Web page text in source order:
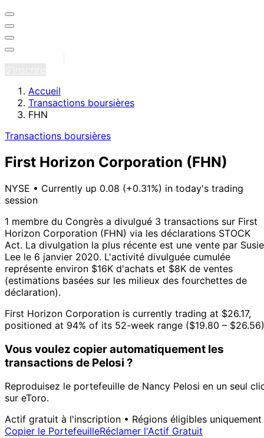
Accueil
Transactions boursières
FHN
Transactions boursières
First Horizon Corporation (FHN)
NYSE • Currently up 0.08 (+0.31%) in today's trading
session
1 membre du Congrès a divulgué 3 transactions sur First
Horizon Corporation (FHN) via les déclarations STOCK
Act. La divulgation la plus récente est une vente par Susie
Lee le 6 janvier 2020. L'activité divulguée cumulée
représente environ $16K d'achats et $8K de ventes
(estimations basées sur les milieux des fourchettes de
déclaration).
First Horizon Corporation is currently trading at $26.17,
positioned at 94% of its 52-week range ($19.80 –
Vous voulez copier automatiquement les
transactions de Pelosi ?
Reproduisez le portefeuille de Nancy Pelosi en un seul
sur eToro.
Actif gratuit à l'inscription • Régions éligibles uniquement
Copier le PortefeuilleRéclamer l'Actif Gratuit